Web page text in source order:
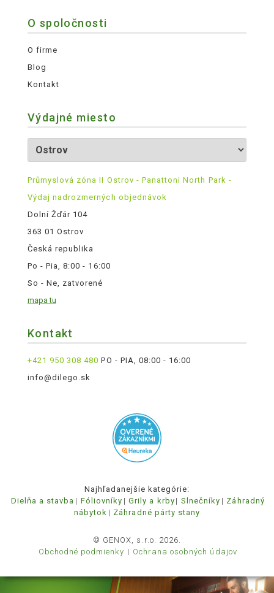
O spoločnosti
O firme
Blog
Kontakt
Výdajné miesto
Průmyslová zóna II Ostrov - Panattoni North Park -
Výdaj nadrozmerných objednávok
Dolní Žďár 104
363 01 Ostrov
Česká republika
Po - Pia, 8:00 - 16:00
So - Ne, zatvorené
mapa tu
Kontakt
+421 950 308 480 PO - PIA, 08:00 - 16:00
info@dilego.sk
Najhľadanejšie kategórie:
Dielňa a stavba
Fóliovníky Grily a krby Slnečníky
Záhradný
nábytok
Záhradné párty stany
© GENOX, s.r.o. 2026.
Obchodné podmienky
Ochrana osobných údajov